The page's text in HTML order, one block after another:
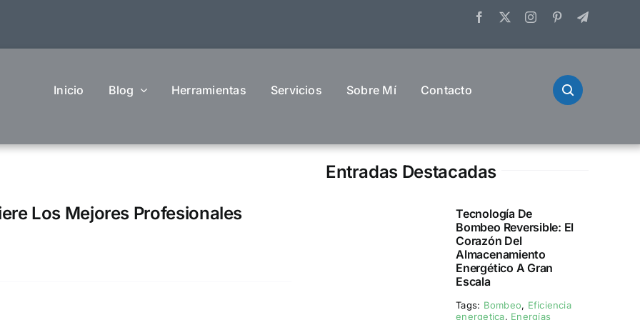
Inicio Blog Herramientas Servicios Sobre Mí Contacto
Los Mejores Profesionales
Entradas Destacadas
Tecnología De
Bombeo Reversible: El
Corazón Del
Almacenamiento
Energético A Gran
Escala
Tags: Bombeo, Eficiencia
energetica, Energías